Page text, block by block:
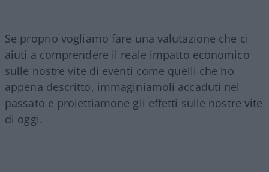
Se proprio vogliamo fare una valutazione che ci
aiuti a comprendere il reale impatto economico
sulle nostre vite di eventi come quelli che ho
appena descritto, immaginiamoli accaduti nel
passato e proiettiamone gli effetti sulle nostre vite
di oggi.